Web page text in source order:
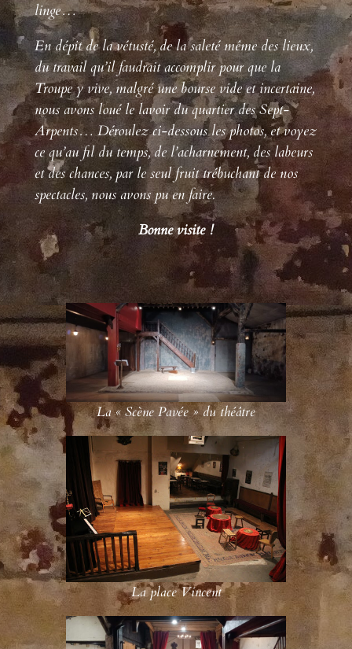
linge…
En dépit de la vétusté, de la saleté même des lieux,
du travail qu’il faudrait accomplir pour que la
Troupe y vive, malgré une bourse vide et incertaine,
nous avons loué le lavoir du quartier des Sept-
Arpents… Déroulez ci-dessous les photos, et voyez
ce qu’au fil du temps, de l’acharnement, des labeurs
et des chances, par le seul fruit trébuchant de nos
spectacles, nous avons pu en faire.
Bonne visite !
La « Scène Pavée » du théâtre
La place Vincent